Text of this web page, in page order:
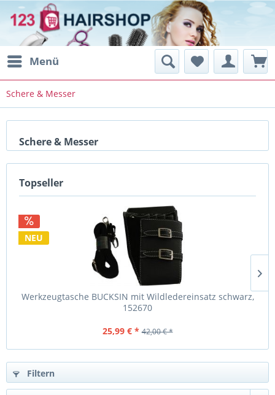
Menü
Schere & Messer
Schere & Messer
Topseller
NEU
Werkzeugtasche BUCKSIN mit Wildledereinsatz schwarz,
152670
25,99 € * 42,00 € *
Filtern